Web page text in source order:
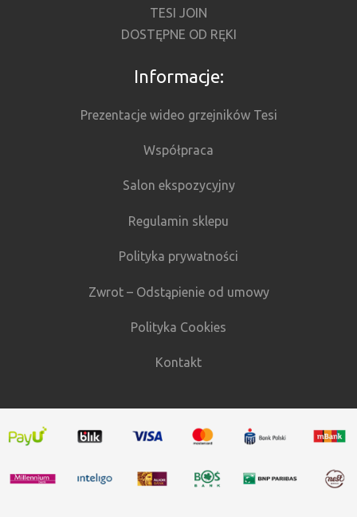
TESI JOIN
DOSTĘPNE OD RĘKI
Informacje:
Prezentacje wideo grzejników Tesi
Współpraca
Salon ekspozycyjny
Regulamin sklepu
Polityka prywatności
Zwrot – Odstąpienie od umowy
Polityka Cookies
Kontakt